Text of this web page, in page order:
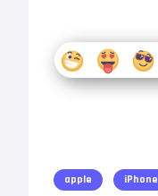
apple iPhone